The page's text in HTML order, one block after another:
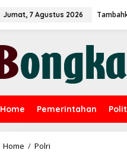
Jumat, 7 Agustus 2026
Home Pemerintahan
Home / Polri